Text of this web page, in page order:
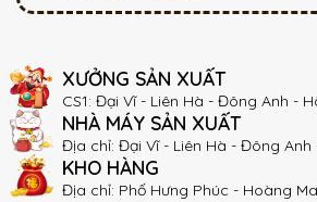
XƯỞNG SẢN XUẤT
CS1: Đại Vĩ - Liên Hà - Đông Anh -
NHÀ MÁY SẢN XUẤT
Địa chỉ: Đại Vĩ - Liên Hà - Đông Anh
KHO HÀNG
Địa chỉ: Phố Hưng Phúc - Hoàng